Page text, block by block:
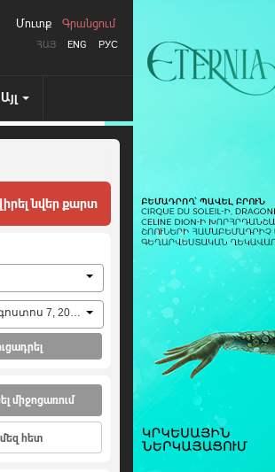
ՀԱՅ ENG РУС
Մուտք Գրանցում
Այլ
նվեր քարտ
Ուրբաթ, Օգոստոս 7, 2026
միջոցառում
հետ